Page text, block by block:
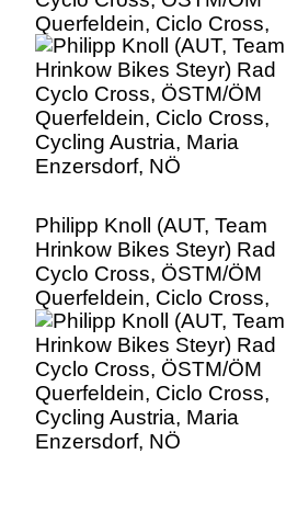
Querfeldein, Ciclo Cross,
Cycling Austria, Maria
Enzersdorf, NÖ
Philipp Knoll (AUT, Team
Hrinkow Bikes Steyr) Rad
Cyclo Cross, ÖSTM/ÖM
Querfeldein, Ciclo Cross,
Cycling Austria, Maria
Enzersdorf, NÖ